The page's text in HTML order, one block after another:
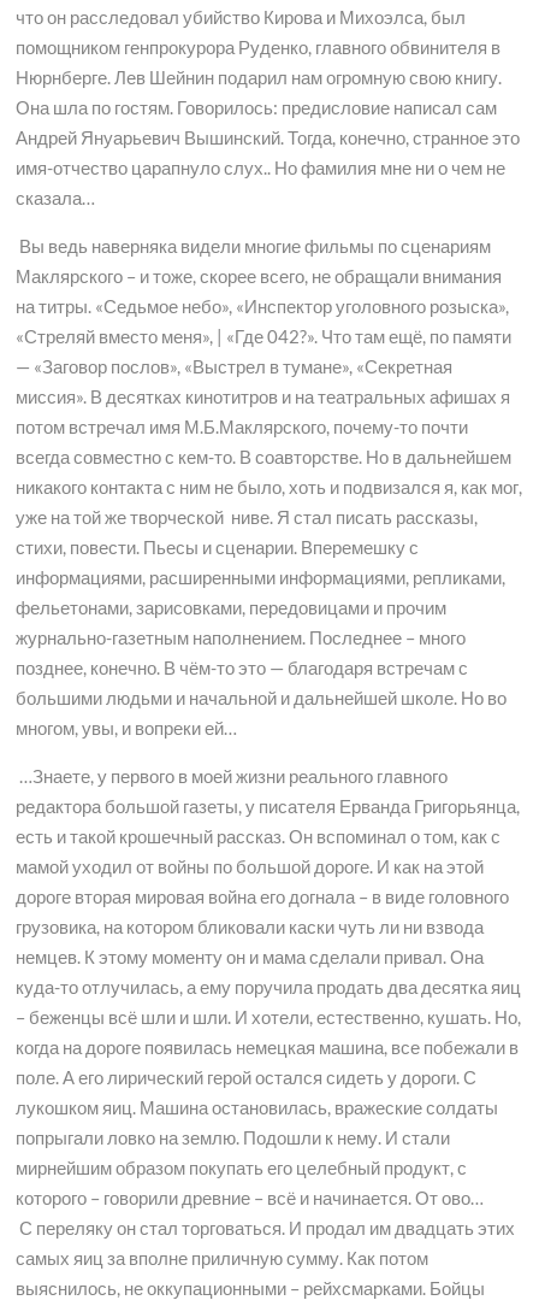
что он расследовал убийство Кирова и Михоэлса, был
помощником генпрокурора Руденко, главного обвинителя в
Нюрнберге. Лев Шейнин подарил нам огромную свою книгу.
Она шла по гостям. Говорилось: предисловие написал сам
Андрей Януарьевич Вышинский. Тогда, конечно, странное это
имя-отчество царапнуло слух.. Но фамилия мне ни о чем не
сказала…
Вы ведь наверняка видели многие фильмы по сценариям
Маклярского – и тоже, скорее всего, не обращали внимания
на титры. «Седьмое небо», «Инспектор уголовного розыска»,
«Стреляй вместо меня», | «Где 042?». Что там ещё, по памяти
— «Заговор послов», «Выстрел в тумане», «Секретная
миссия». В десятках кинотитров и на театральных афишах я
потом встречал имя М.Б.Маклярского, почему-то почти
всегда совместно с кем-то. В соавторстве. Но в дальнейшем
никакого контакта с ним не было, хоть и подвизался я, как мог,
уже на той же творческой ниве. Я стал писать рассказы,
стихи, повести. Пьесы и сценарии. Вперемешку с
информациями, расширенными информациями, репликами,
фельетонами, зарисовками, передовицами и прочим
журнально-газетным наполнением. Последнее – много
позднее, конечно. В чём-то это — благодаря встречам с
большими людьми и начальной и дальнейшей школе. Но во
многом, увы, и вопреки ей…
…Знаете, у первого в моей жизни реального главного
редактора большой газеты, у писателя Ерванда Григорьянца,
есть и такой крошечный рассказ. Он вспоминал о том, как с
мамой уходил от войны по большой дороге. И как на этой
дороге вторая мировая война его догнала – в виде головного
грузовика, на котором бликовали каски чуть ли ни взвода
немцев. К этому моменту он и мама сделали привал. Она
куда-то отлучилась, а ему поручила продать два десятка яиц
– беженцы всё шли и шли. И хотели, естественно, кушать. Но,
когда на дороге появилась немецкая машина, все побежали в
поле. А его лирический герой остался сидеть у дороги. С
лукошком яиц. Машина остановилась, вражеские солдаты
попрыгали ловко на землю. Подошли к нему. И стали
мирнейшим образом покупать его целебный продукт, с
которого – говорили древние – всё и начинается. От ово…
С переляку он стал торговаться. И продал им двадцать этих
самых яиц за вполне приличную сумму. Как потом
выяснилось, не оккупационными – рейхсмарками. Бойцы